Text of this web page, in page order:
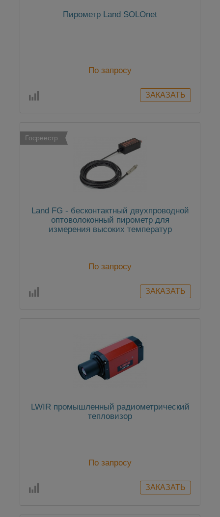
Пирометр Land SOLOnet
По запросу
Госреестр
Land FG - бесконтактный двухпроводной
оптоволоконный пирометр для
измерения высоких температур
По запросу
LWIR промышленный радиометрический
тепловизор
По запросу